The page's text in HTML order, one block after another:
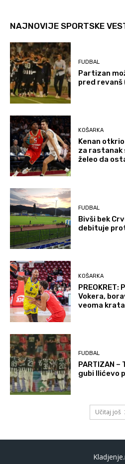
NAJNOVIJE SPORTSKE
FUDBAL
Partizan
pred revanš
KOŠARKA
Kenan
za rastanak
želeo da
FUDBAL
Bivši bek
debituje
KOŠARKA
Vokera,
veoma
FUDBAL
PARTIZAN –
gubi Ilićevo
Učitaj još